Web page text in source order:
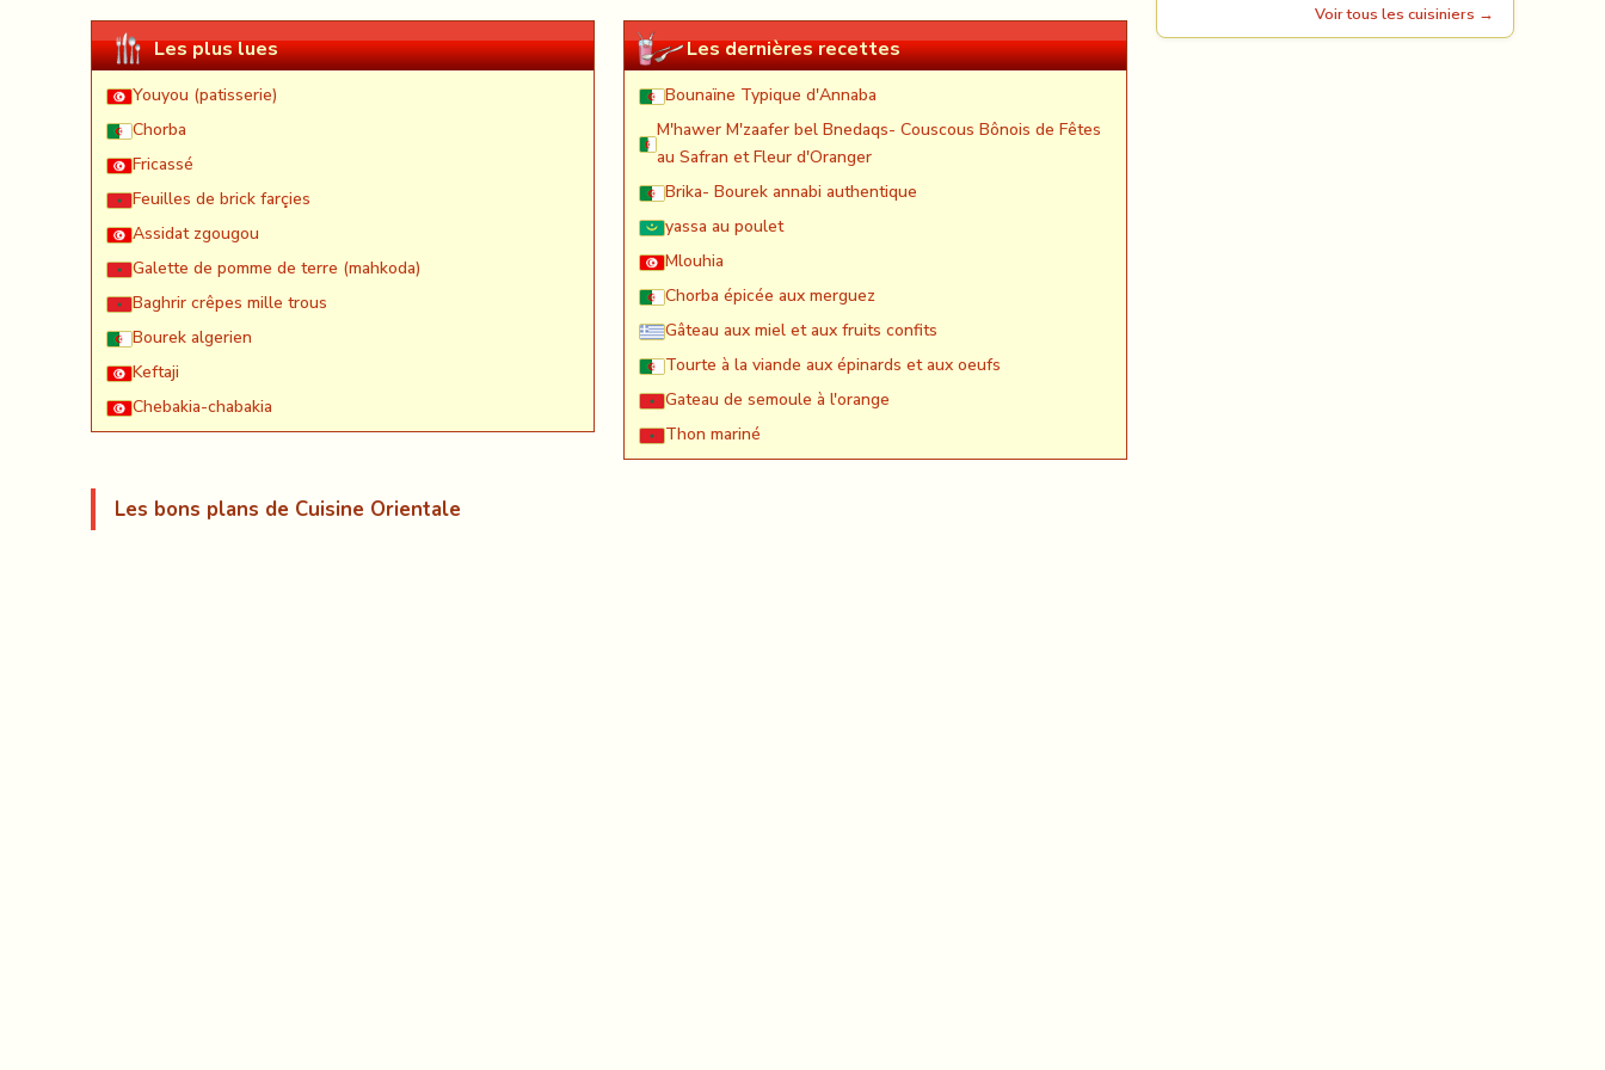
Les plus lues
Youyou (patisserie)
Chorba
Fricassé
Feuilles de brick farçies
Assidat zgougou
Galette de pomme de terre (mahkoda)
Baghrir crêpes mille trous
Bourek algerien
Keftaji
Chebakia-chabakia
Les dernières recettes
Bounaïne Typique d'Annaba
M'hawer M'zaafer bel Bnedaqs- Couscous Bônois de Fêtes
au Safran et Fleur d'Oranger
Brika- Bourek annabi authentique
yassa au poulet
Mlouhia
Chorba épicée aux merguez
Gâteau aux miel et aux fruits confits
Tourte à la viande aux épinards et aux oeufs
Gateau de semoule à l'orange
Thon mariné
Les bons plans de Cuisine Orientale
Voir tous les cuisiniers →